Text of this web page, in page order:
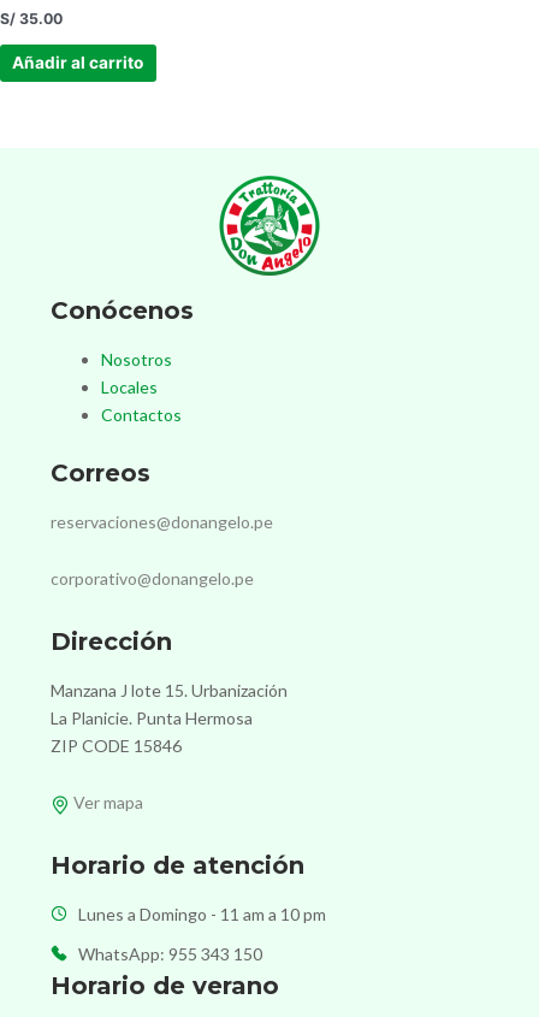
S/ 35.00
Añadir al carrito
Conócenos
Nosotros
Locales
Contactos
Correos
reservaciones@donangelo.pe
corporativo@donangelo.pe
Dirección
Manzana J lote 15. Urbanización
La Planicie. Punta Hermosa
ZIP CODE 15846
Ver mapa
Horario de atención
Lunes a Domingo - 11 am a 10 pm
WhatsApp: 955 343 150
Horario de verano